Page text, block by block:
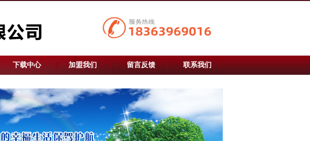
下载中心 加盟我们 留言反馈 联系我们